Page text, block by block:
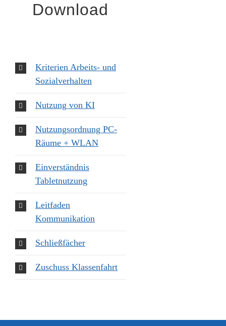
Download
Kriterien Arbeits- und
Sozialverhalten
Nutzung von KI
Nutzungsordnung PC-
Räume + WLAN
Einverständnis
Tabletnutzung
Leitfaden
Kommunikation
Schließfächer
Zuschuss Klassenfahrt